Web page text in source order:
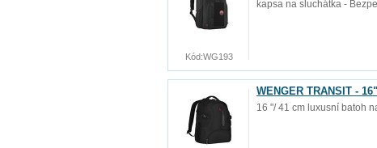
kapsa na sluchátka -
Kód:WG193
WENGER TRANSIT -
16 "/ 41 cm luxusní batoh